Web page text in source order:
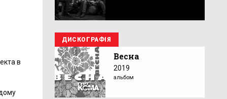
в
ДИСКОГРАФІЯ
Весна
2019
альбом